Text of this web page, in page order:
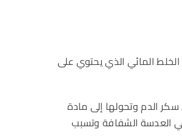
المائي الذي يحتوي على
الدم وتحولها إلى مادة
في العدسة الشفافة وتسبب